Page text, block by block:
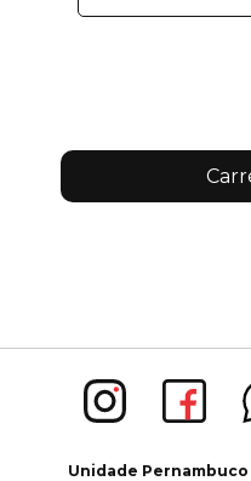
Unidade Pernambuco